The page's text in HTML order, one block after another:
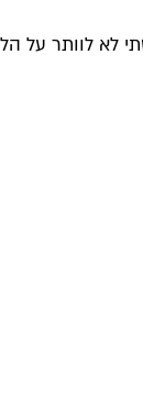
לא לוותר על